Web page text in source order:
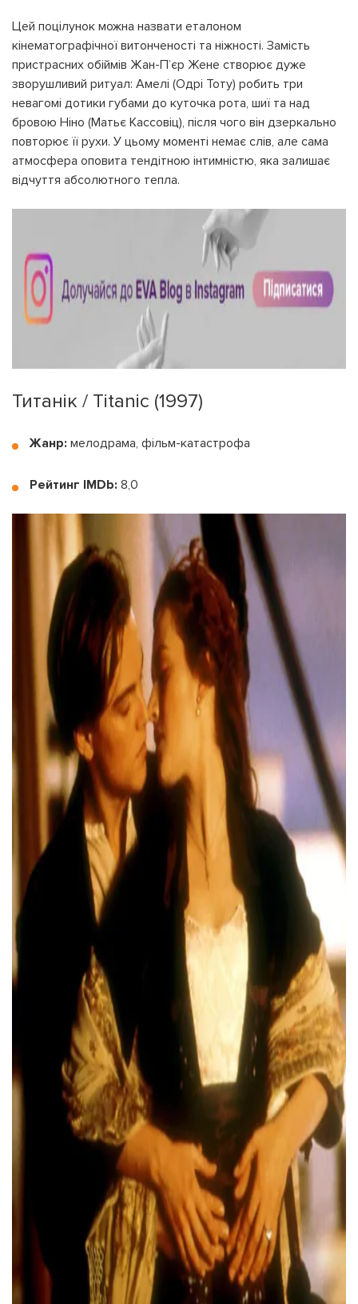
Цей поцілунок можна назвати еталоном
кінематографічної витонченості та ніжності. Замість
пристрасних обіймів Жан-П’єр Жене створює дуже
зворушливий ритуал: Амелі (Одрі Тоту) робить три
невагомі дотики губами до куточка рота, шиї та над
бровою Ніно (Матьє Кассовіц), після чого він дзеркально
повторює її рухи. У цьому моменті немає слів, але сама
атмосфера оповита тендітною інтимністю, яка залишає
відчуття абсолютного тепла.
Титанік / Titanic (1997)
Жанр: мелодрама, фільм-катастрофа
Рейтинг IMDb: 8,0
ПОВЕРНУТИСЯ ДО БЛОГУ
ДЗВІНКА
ПОВЕРНУТИСЯ